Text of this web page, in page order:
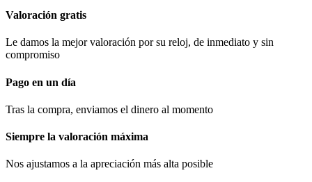
Valoración gratis
Le damos la mejor valoración por su reloj, de inmediato y sin
compromiso
Pago en un día
Tras la compra, enviamos el dinero al momento
Siempre la valoración máxima
Nos ajustamos a la apreciación más alta posible